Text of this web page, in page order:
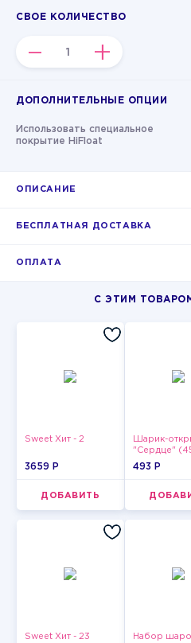
СВОЕ КОЛИЧЕСТВО
– +
ДОПОЛНИТЕЛЬНЫЕ ОПЦИИ
Использовать специальное
покрытие HiFloat
ОПИСАНИЕ
БЕСПЛАТНАЯ ДОСТАВКА
ОПЛАТА
С ЭТИМ
Sweet Хит - 2
3659 P
ДОБАВИТЬ
Шарик-
"Сердце"
2
493 P
Sweet Хит - 23
Набор